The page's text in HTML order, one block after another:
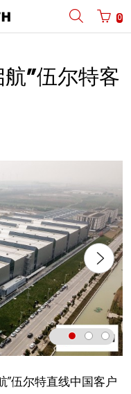
0
账号登录”伍尔特客
”伍尔特直线中国客户